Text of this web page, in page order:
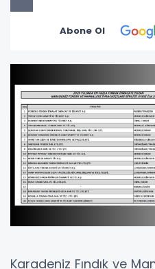
Abone Ol
Karadeniz Fındık ve